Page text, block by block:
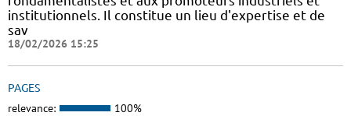
institutionnels. Il constitue un lieu d'expertise et de
sav
18/02/2026 15:25
PAGES
relevance: 100%